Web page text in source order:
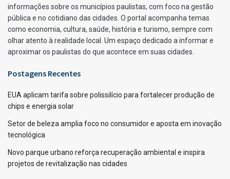
informações sobre os municípios paulistas, com foco na gestão
pública e no cotidiano das cidades. O portal acompanha temas
como economia, cultura, saúde, história e turismo, sempre com
olhar atento à realidade local. Um espaço dedicado a informar e
aproximar os paulistas do que acontece em suas cidades.
Postagens Recentes
EUA aplicam tarifa sobre polissilício para fortalecer produção de
chips e energia solar
Setor de beleza amplia foco no consumidor e aposta em inovação
tecnológica
Novo parque urbano reforça recuperação ambiental e inspira
projetos de revitalização nas cidades